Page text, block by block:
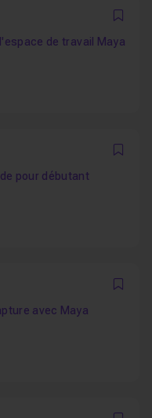
de travail Maya
pour débutant
avec Maya